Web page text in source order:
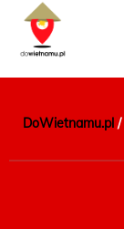
DoWietnamu.pl /